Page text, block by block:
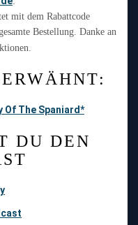
mit dem Rabattcode
Bestellung. Danke an
Of The Spaniard*
DU DEN